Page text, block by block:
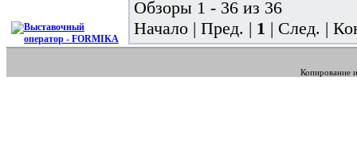
Обзоры 1 - 36 из 36
Начало | Пред. | 1 | След. |
Копирование